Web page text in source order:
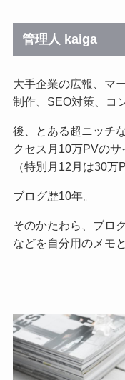
管理人 kaiga
大手企業の広報、マ
制作、SEO対策、コ
後、とある超ニッチ
クセス月10万PVのサ
（特別月12月は30万
ブログ歴10年。
そのかたわら、ブロ
などを自分用のメモ